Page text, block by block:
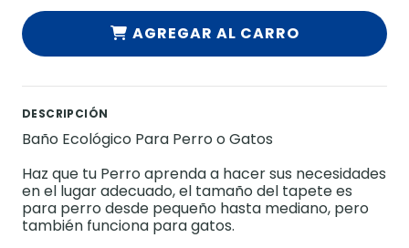
AGREGAR AL CARRO
DESCRIPCIÓN
Baño Ecológico Para Perro o Gatos
Haz que tu Perro aprenda a hacer sus necesidades
en el lugar adecuado, el tamaño del tapete es
para perro desde pequeño hasta mediano, pero
también funciona para gatos.